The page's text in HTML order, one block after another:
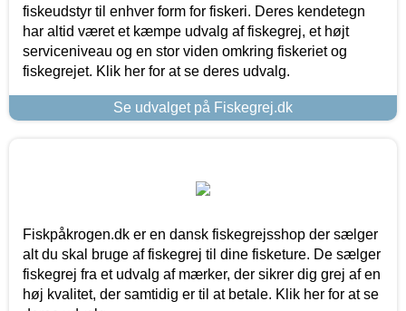
fiskeudstyr til enhver form for fiskeri. Deres kendetegn
har altid været et kæmpe udvalg af fiskegrej, et højt
serviceniveau og en stor viden omkring fiskeriet og
fiskegrejet. Klik her for at se deres udvalg.
Se udvalget på Fiskegrej.dk
Fiskpåkrogen.dk er en dansk fiskegrejsshop der sælger
alt du skal bruge af fiskegrej til dine fisketure. De sælger
fiskegrej fra et udvalg af mærker, der sikrer dig grej af en
høj kvalitet, der samtidig er til at betale. Klik her for at se